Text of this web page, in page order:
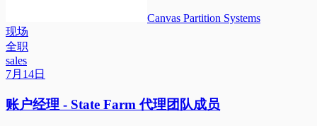
Canvas Partition Systems
现场
全职
sales
7月14日
账户经理 - State Farm 代理团队成员